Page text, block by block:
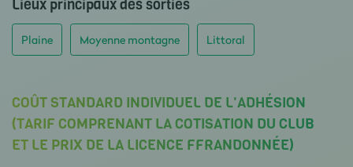
Lieux principaux des sorties
Plaine Moyenne montagne Littoral
COÛT STANDARD INDIVIDUEL DE L'ADHÉSION
(TARIF COMPRENANT LA COTISATION DU CLUB
ET LE PRIX DE LA LICENCE FFRANDONNÉE)